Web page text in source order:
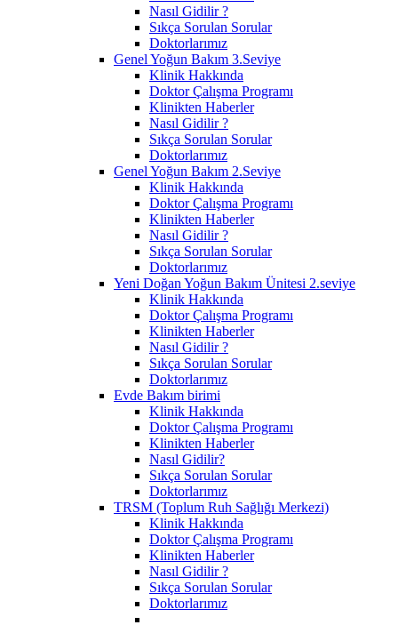
Nasıl Gidilir ?
Sıkça Sorulan Sorular
Doktorlarımız
Genel Yoğun Bakım 3.Seviye
Klinik Hakkında
Doktor Çalışma Programı
Klinikten Haberler
Nasıl Gidilir ?
Sıkça Sorulan Sorular
Doktorlarımız
Genel Yoğun Bakım 2.Seviye
Klinik Hakkında
Doktor Çalışma Programı
Klinikten Haberler
Nasıl Gidilir ?
Sıkça Sorulan Sorular
Doktorlarımız
Yeni Doğan Yoğun Bakım Ünitesi 2.seviye
Klinik Hakkında
Doktor Çalışma Programı
Klinikten Haberler
Nasıl Gidilir ?
Sıkça Sorulan Sorular
Doktorlarımız
Evde Bakım birimi
Klinik Hakkında
Doktor Çalışma Programı
Klinikten Haberler
Nasıl Gidilir?
Sıkça Sorulan Sorular
Doktorlarımız
TRSM (Toplum Ruh Sağlığı Merkezi)
Klinik Hakkında
Doktor Çalışma Programı
Klinikten Haberler
Nasıl Gidilir ?
Sıkça Sorulan Sorular
Doktorlarımız